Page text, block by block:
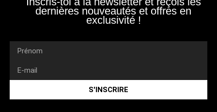
dernières nouveautés et offres en
exclusivité !
S'INSCRIRE